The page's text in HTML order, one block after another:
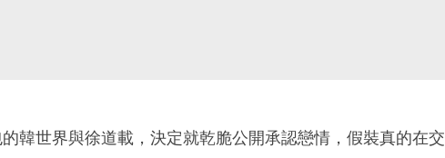
韓世界與徐道載，決定就乾脆公開承認戀情，假裝真的在交